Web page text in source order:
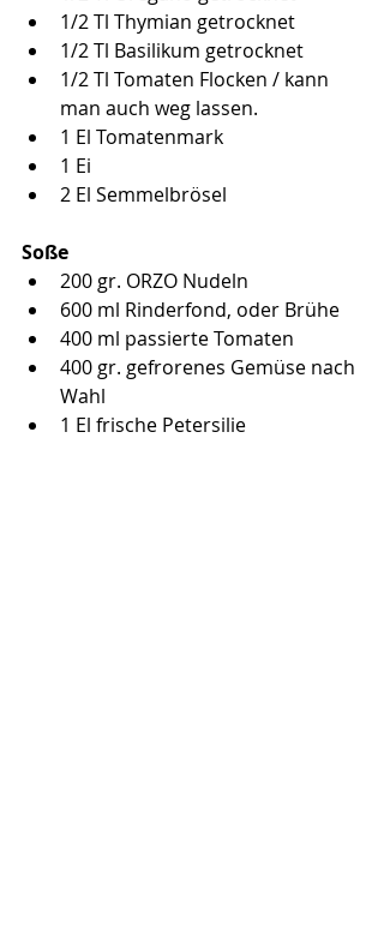
1/2 Tl Thymian getrocknet
1/2 Tl Basilikum getrocknet
1/2 Tl Tomaten Flocken / kann
man auch weg lassen.
1 El Tomatenmark
1 Ei
2 El Semmelbrösel
Soße
200 gr. ORZO Nudeln
600 ml Rinderfond, oder Brühe
400 ml passierte Tomaten
400 gr. gefrorenes Gemüse nach
Wahl
1 El frische Petersilie